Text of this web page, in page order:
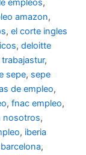
empleos,
amazon,
, el corte ingles
, deloitte
trabajastur,
sepe, sepe
de empleo,
, fnac empleo,
nosotros,
, iberia
,